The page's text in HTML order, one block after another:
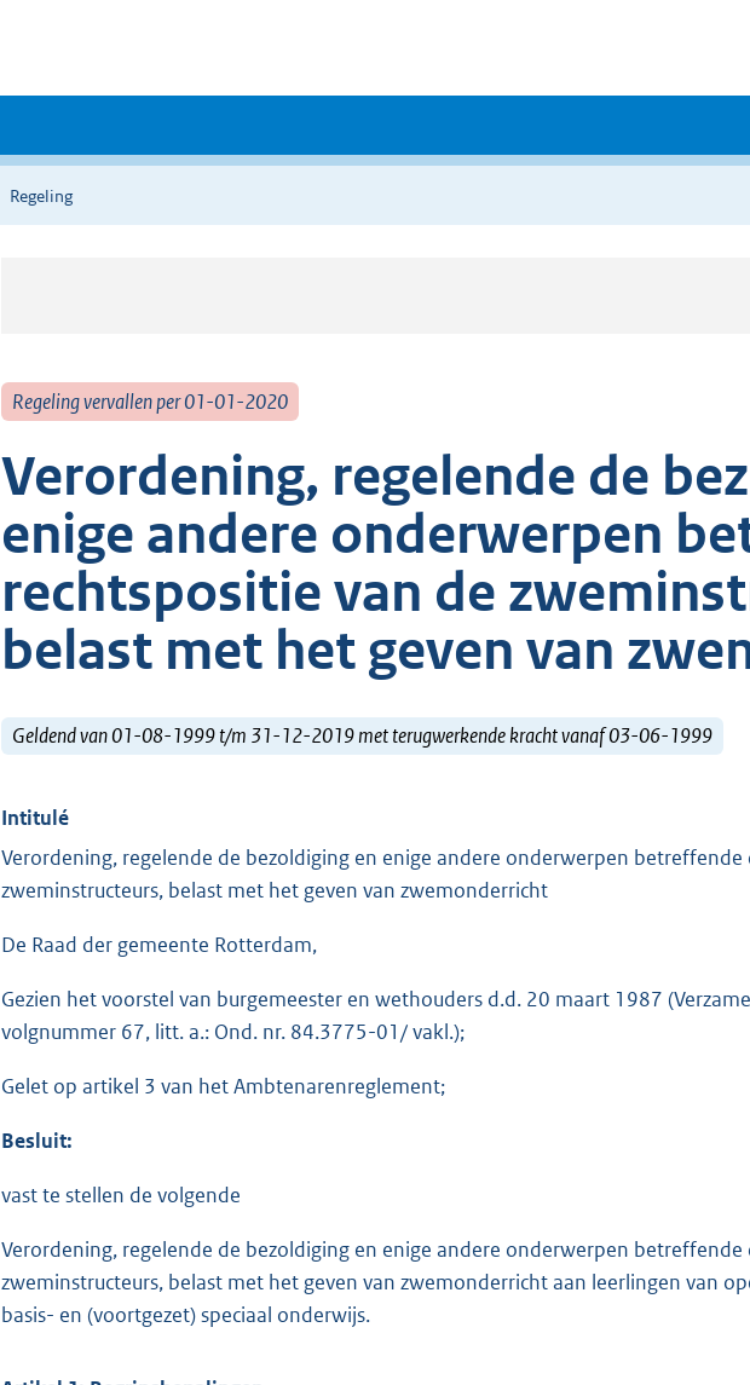
Regeling
Regeling vervallen per 01-01-2020
Verordening, regelende de
enige andere onderwerpen
rechtspositie van de
belast met het geven van
Geldend van 01-08-1999 t/m 31-12-2019 met terugwerkende kracht vanaf 03-06-1999
Intitulé
Verordening, regelende de bezoldiging en enige andere onderwerpen betreffende
zweminstructeurs, belast met het geven van zwemonderricht
De Raad der gemeente Rotterdam,
Gezien het voorstel van burgemeester en wethouders d.d. 20 maart 1987
volgnummer 67, litt. a.: Ond. nr. 84.3775-01/ vakl.);
Gelet op artikel 3 van het Ambtenarenreglement;
Besluit:
vast te stellen de volgende
Verordening, regelende de bezoldiging en enige andere onderwerpen betreffende
zweminstructeurs, belast met het geven van zwemonderricht aan leerlingen van
basis- en (voortgezet) speciaal onderwijs.